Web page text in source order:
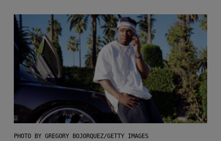
PHOTO BY GREGORY BOJORQUEZ/GETTY IMAGES